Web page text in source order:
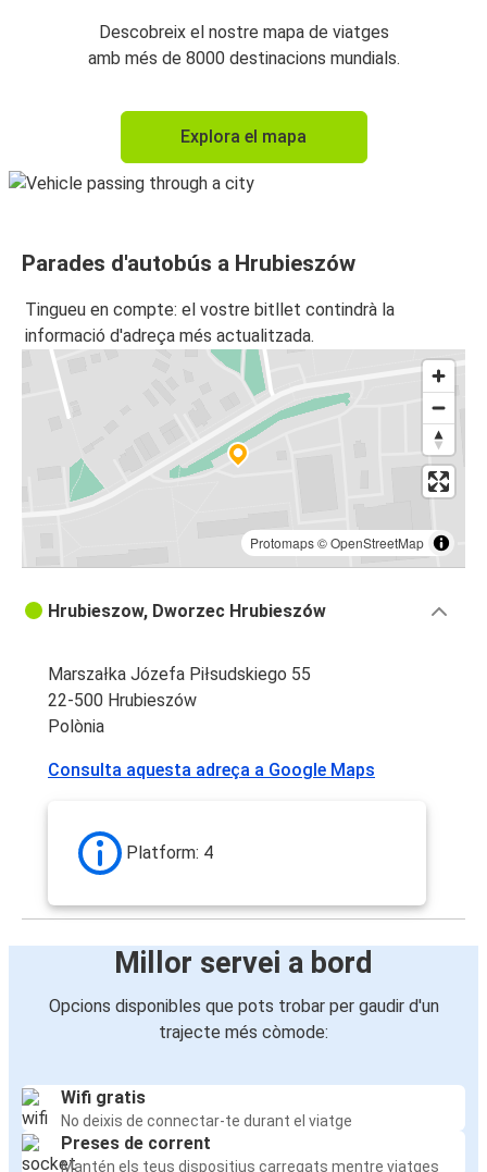
Descobreix el nostre mapa de viatges
amb més de 8000 destinacions mundials.
Explora el mapa
Parades d'autobús a Hrubieszów
Tingueu en compte: el vostre bitllet contindrà la
informació d'adreça més actualitzada.
Protomaps©OpenStreetMap
Hrubieszow, Dworzec Hrubieszów
Marszałka Józefa Piłsudskiego 55
22-500 Hrubieszów
Polònia
Consulta aquesta adreça a Google Maps
Platform: 4
Millor servei a bord
Opcions disponibles que pots trobar per gaudir d'un
trajecte més còmode:
Wifi gratis
No deixis de connectar-te durant el viatge
Preses de corrent
Mantén els teus dispositius carregats mentre viatges